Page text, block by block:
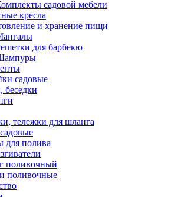
садовой мебели
кресла
и хранение пищи
для барбекю
садовые
тележки для шланга
для полива
поливочный
поливочные